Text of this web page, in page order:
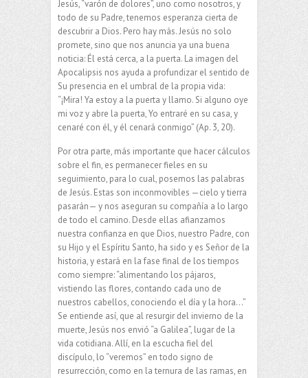
Jesús, “varón de dolores”, uno como nosotros, y
todo de su Padre, tenemos esperanza cierta de
descubrir a Dios. Pero hay más. Jesús no solo
promete, sino que nos anuncia ya una buena
noticia: Él está cerca, a la puerta. La imagen del
Apocalipsis nos ayuda a profundizar el sentido de
Su presencia en el umbral de la propia vida:
“¡Mira! Ya estoy a la puerta y llamo. Si alguno oye
mi voz y abre la puerta, Yo entraré en su casa, y
cenaré con él, y él cenará conmigo” (Ap. 3, 20).
Por otra parte, más importante que hacer cálculos
sobre el fin, es permanecer fieles en su
seguimiento, para lo cual, posemos las palabras
de Jesús. Estas son inconmovibles —cielo y tierra
pasarán— y nos aseguran su compañía a lo largo
de todo el camino. Desde ellas afianzamos
nuestra confianza en que Dios, nuestro Padre, con
su Hijo y el Espíritu Santo, ha sido y es Señor de la
historia, y estará en la fase final de los tiempos
como siempre: “alimentando los pájaros,
vistiendo las flores, contando cada uno de
nuestros cabellos, conociendo el día y la hora…”
Se entiende así, que al resurgir del invierno de la
muerte, Jesús nos envió “a Galilea”, lugar de la
vida cotidiana. Allí, en la escucha fiel del
discípulo, lo “veremos” en todo signo de
resurrección, como en la ternura de las ramas, en